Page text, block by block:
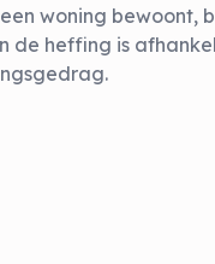
woning bewoont,
de heffing is